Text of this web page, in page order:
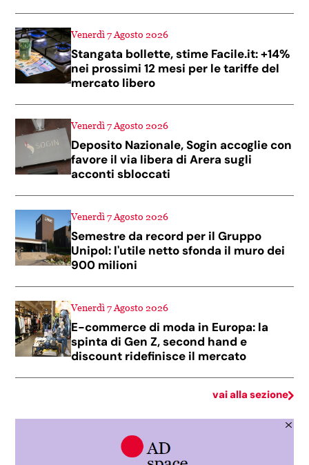
Venerdì 7 Agosto 2026
Stangata bollette, stime Facile.it: +14%
nei prossimi 12 mesi per le tariffe del
mercato libero
Venerdì 7 Agosto 2026
Deposito Nazionale, Sogin accoglie con
favore il via libera di Arera sugli
acconti sbloccati
Venerdì 7 Agosto 2026
Semestre da record per il Gruppo
Unipol: l'utile netto sfonda il muro dei
900 milioni
Venerdì 7 Agosto 2026
E-commerce di moda in Europa: la
spinta di Gen Z, second hand e
discount ridefinisce il mercato
vai alla sezione